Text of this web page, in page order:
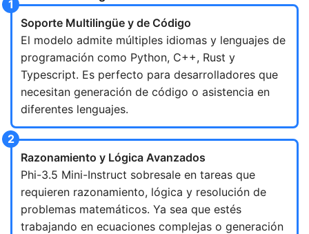
Soporte Multilingüe y de Código
El modelo admite múltiples idiomas y lenguajes de
programación como Python, C++, Rust y
Typescript. Es perfecto para desarrolladores que
necesitan generación de código o asistencia en
diferentes lenguajes.
Razonamiento y Lógica Avanzados
Phi-3.5 Mini-Instruct sobresale en tareas que
requieren razonamiento, lógica y resolución de
problemas matemáticos. Ya sea que estés
trabajando en ecuaciones complejas o generación